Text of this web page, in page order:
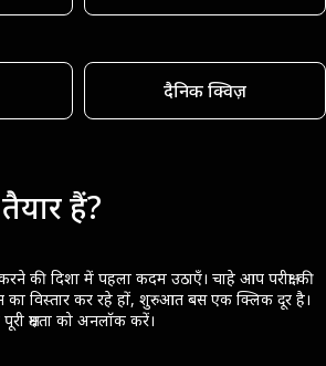
दैनिक क्विज़
हैं?
करने की दिशा में पहला कदम उठाएँ। चाहे आप परीक्षा की
का विस्तार कर रहे हों, शुरुआत बस एक क्लिक दूर है।
क्षमता को अनलॉक करें।